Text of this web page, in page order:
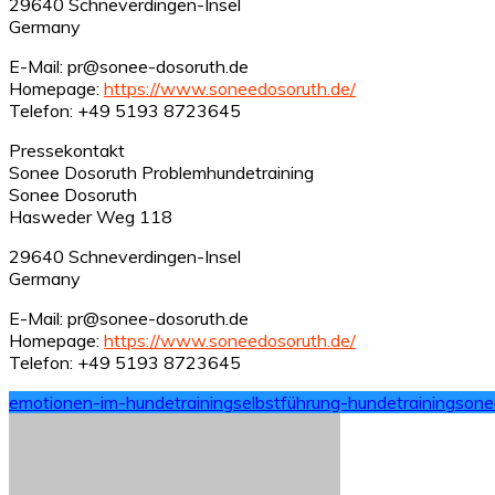
Germany
E-Mail: pr@sonee-dosoruth.de
Homepage: https://www.soneedosoruth.de/
Telefon: +49 5193 8723645
Pressekontakt
Sonee Dosoruth Problemhundetraining
Sonee Dosoruth
Hasweder Weg 118
29640 Schneverdingen-Insel
Germany
E-Mail: pr@sonee-dosoruth.de
Homepage: https://www.soneedosoruth.de/
Telefon: +49 5193 8723645
emotionen-im-hundetrainingselbstführung-hundetraining